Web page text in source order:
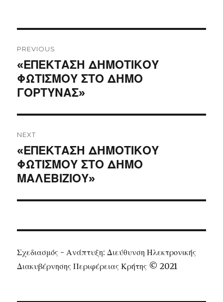
navigation
PREVIOUS
Previous
post:
«ΕΠΕΚΤΑΣΗ ΔΗΜΟΤΙΚΟΥ
ΦΩΤΙΣΜΟΥ ΣΤΟ ΔΗΜΟ
ΓΟΡΤΥΝΑΣ»
NEXT
Next
post:
«ΕΠΕΚΤΑΣΗ ΔΗΜΟΤΙΚΟΥ
ΦΩΤΙΣΜΟΥ ΣΤΟ ΔΗΜΟ
ΜΑΛΕΒΙΖΙΟΥ»
Σχεδιασμός - Ανάπτυξη: Διεύθυνση Ηλεκτρονικής
Διακυβέρνησης Περιφέρειας Κρήτης © 2021